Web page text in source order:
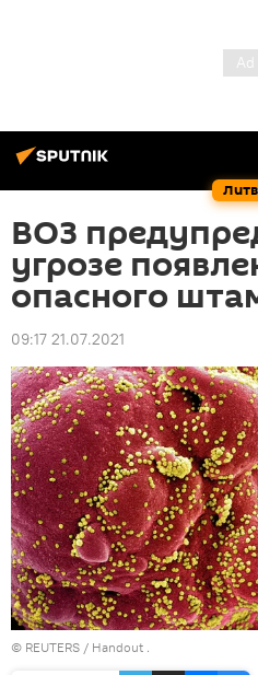
ВОЗ
угрозе
опасного
09:17 21.07.2021
© REUTERS / Handout .